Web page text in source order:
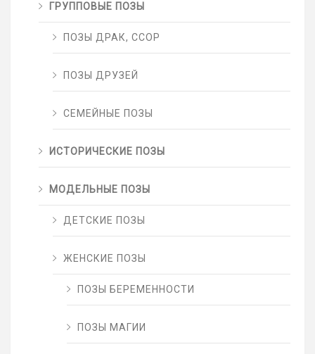
ГРУППОВЫЕ ПОЗЫ
ПОЗЫ ДРАК, ССОР
ПОЗЫ ДРУЗЕЙ
СЕМЕЙНЫЕ ПОЗЫ
ИСТОРИЧЕСКИЕ ПОЗЫ
МОДЕЛЬНЫЕ ПОЗЫ
ДЕТСКИЕ ПОЗЫ
ЖЕНСКИЕ ПОЗЫ
ПОЗЫ БЕРЕМЕННОСТИ
ПОЗЫ МАГИИ